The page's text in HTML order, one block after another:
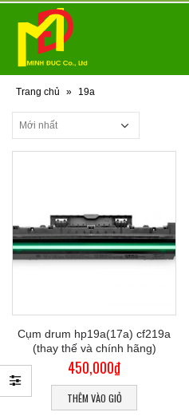
Trang chủ » 19a
Cụm drum hp19a(17a) cf219a
(thay thế và chính hãng)
450,000₫
THÊM VÀO GIỎ